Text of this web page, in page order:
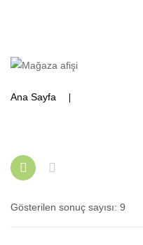
Ana Sayfa
Gösterilen sonuç sayısı: 9